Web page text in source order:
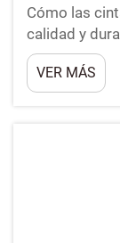
Cómo las
calidad y
impresión
foil metálico
Cuando se
VER MÁS